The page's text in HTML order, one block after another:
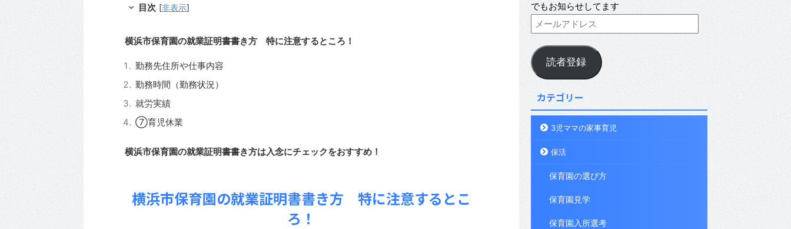
目次 [非表示]
横浜市保育園の就業証明書書き方 特に注意するところ！
勤務先住所や仕事内容
勤務時間（勤務状況）
就労実績
⑦育児休業
横浜市保育園の就業証明書書き方は入念にチェックをおすすめ！
横浜市保育園の就業証明書書き方 特に注意するとこ
ろ！
でもお知らせしてます
読者登録
カテゴリー
3児ママの家事育児
保活
保育園の選び方
保育園見学
保育園入所選考